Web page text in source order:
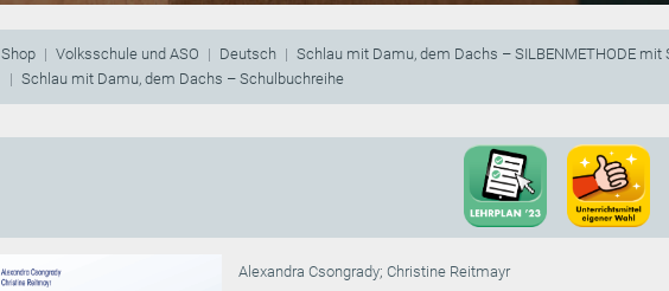
Shop Volksschule und ASO Deutsch
Schlau mit Damu, dem Dachs – SILBENMETHODE mit
Schlau mit Damu, dem Dachs – Schulbuchreihe
Alexandra Csongrady; Christine Reitmayr